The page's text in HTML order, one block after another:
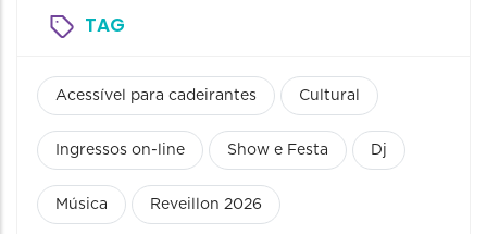
TAG
Acessível para cadeirantes Cultural
Ingressos on-line Show e Festa Dj
Música Reveillon 2026